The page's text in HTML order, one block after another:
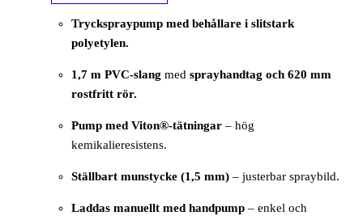
Tryckspraypump med behållare i slitstark
polyetylen.
1,7 m PVC-slang med sprayhandtag och 620 mm
rostfritt rör.
Pump med Viton®-tätningar – hög
kemikalieresistens.
Ställbart munstycke (1,5 mm) – justerbar spraybild.
Laddas manuellt med handpump – enkel och